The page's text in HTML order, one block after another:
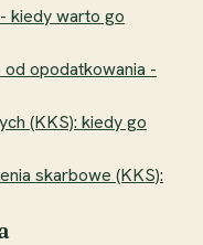
kiedy warto go
opodatkowania -
(KKS): kiedy go
skarbowe (KKS):